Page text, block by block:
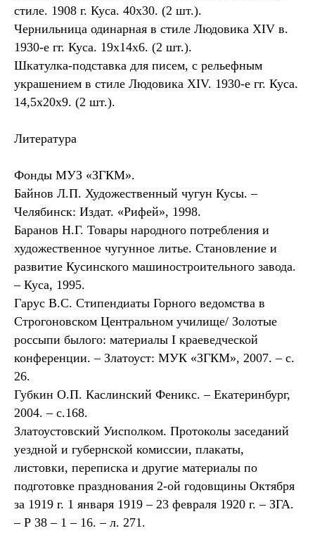
стиле. 1908 г. Куса. 40х30. (2 шт.).
Чернильница одинарная в стиле Людовика XIV в.
1930-е гг. Куса. 19х14х6. (2 шт.).
Шкатулка-подставка для писем, с рельефным
украшением в стиле Людовика XIV. 1930-е гг. Куса.
14,5х20х9. (2 шт.).
Литература
Фонды МУЗ «ЗГКМ».
Байнов Л.П. Художественный чугун Кусы. –
Челябинск: Издат. «Рифей», 1998.
Баранов Н.Г. Товары народного потребления и
художественное чугунное литье. Становление и
развитие Кусинского машиностроительного завода.
– Куса, 1995.
Гарус В.С. Стипендиаты Горного ведомства в
Строгоновском Центральном училище/ Золотые
россыпи былого: материалы I краеведческой
конференции. – Златоуст: МУК «ЗГКМ», 2007. – с.
26.
Губкин О.П. Каслинский Феникс. – Екатеринбург,
2004. – с.168.
Златоустовский Уисполком. Протоколы заседаний
уездной и губернской комиссии, плакаты,
листовки, переписка и другие материалы по
подготовке празднования 2-ой годовщины Октября
за 1919 г. 1 января 1919 – 23 февраля 1920 г. – ЗГА.
– Р 38 – 1 – 16. – л. 271.